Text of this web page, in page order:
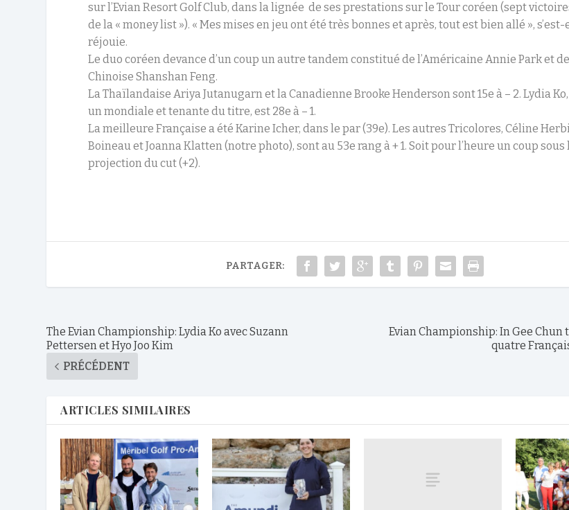
sur l’Evian Resort Golf Club, dans la lignée de ses prestations sur le Tour coréen (sept
de la « money list »). « Mes mises en jeu ont été très bonnes et après, tout est bien allé », s’est-
réjouie.
Le duo coréen devance d’un coup un autre tandem constitué de l’Américaine Annie Park et
Chinoise Shanshan Feng.
La Thaïlandaise Ariya Jutanugarn et la Canadienne Brooke Henderson sont 15e à – 2. Lydia
un mondiale et tenante du titre, est 28e à – 1.
La meilleure Française a été Karine Icher, dans le par (39e). Les autres Tricolores, Céline
Boineau et Joanna Klatten (notre photo), sont au 53e rang à + 1. Soit pour l’heure un coup sous
projection du cut (+2).
PARTAGER:
The Evian Championship: Lydia Ko avec Suzann
Pettersen et Hyo Joo Kim
PRÉCÉDENT
Evian Championship: In Gee Chun
quatre
ARTICLES SIMILAIRES